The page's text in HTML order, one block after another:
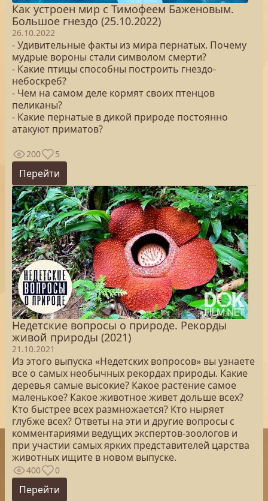
Как устроен мир с Тимофеем Баженовым.
Большое гнездо (25.10.2022)
26.10.2022
- Удивительные факты из мира пернатых. Почему
мудрые вороны стали символом смерти?
- Какие птицы способны построить гнездо-
небоскреб?
- Чем на самом деле кормят своих птенцов
пеликаны?
- Какие пернатые в дикой природе постоянно
атакуют приматов?
200 5
Перейти
Недетские вопросы о природе. Рекорды
живой природы (2021)
21.10.2021
Из этого выпуска «Недетских вопросов» вы узнаете
все о самых необычных рекордах природы. Какие
деревья самые высокие? Какое растение самое
маленькое? Какое животное живет дольше всех?
Кто быстрее всех размножается? Кто ныряет
глубже всех? Ответы на эти и другие вопросы с
комментариями ведущих экспертов-зоологов и
при участии самых ярких представителей царства
животных ищите в новом выпуске.
400 0
Перейти